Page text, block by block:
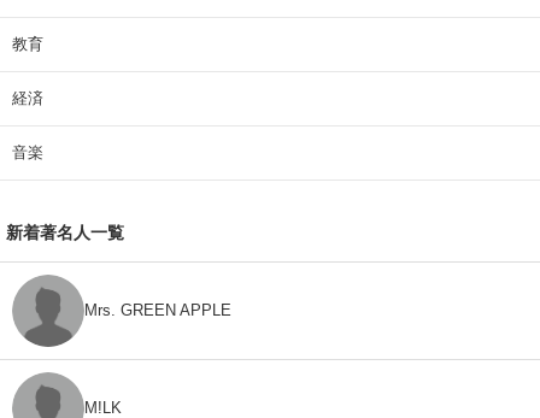
教育
経済
音楽
新着著名人一覧
Mrs. GREEN APPLE
M!LK